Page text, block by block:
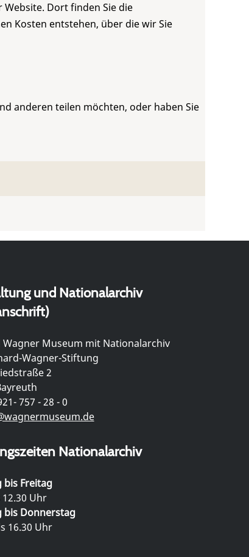
Website. Dort finden Sie die
Kosten entstehen, über die wir Sie
anderen teilen möchten, oder haben Sie
und Nationalarchiv
Wagner Museum mit Nationalarchiv
Wagner-Stiftung
2
757 - 28 - 0
Nationalarchiv
bis Freitag
12.30 Uhr
bis Donnerstag
16.30 Uhr